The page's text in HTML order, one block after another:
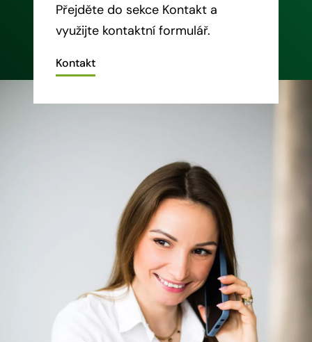
Přejděte do sekce Kontakt a
využijte kontaktní formulář.
Kontakt